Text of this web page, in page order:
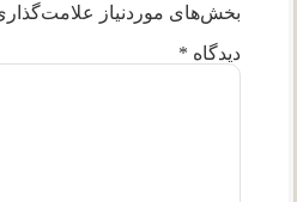
بخش‌های موردنیاز
دیدگاه *